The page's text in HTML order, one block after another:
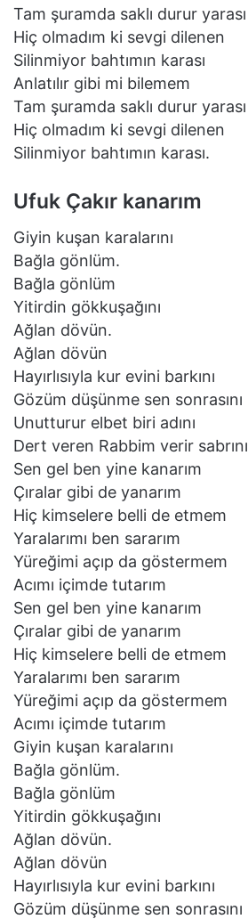
Tam şuramda saklı durur yarası
Hiç olmadım ki sevgi dilenen
Silinmiyor bahtımın karası
Anlatılır gibi mi bilemem
Tam şuramda saklı durur yarası
Hiç olmadım ki sevgi dilenen
Silinmiyor bahtımın karası.
Ufuk Çakır kanarım
Giyin kuşan karalarını
Bağla gönlüm.
Bağla gönlüm
Yitirdin gökkuşağını
Ağlan dövün.
Ağlan dövün
Hayırlısıyla kur evini barkını
Gözüm düşünme sen sonrasını
Unutturur elbet biri adını
Dert veren Rabbim verir sabrını
Sen gel ben yine kanarım
Çıralar gibi de yanarım
Hiç kimselere belli de etmem
Yaralarımı ben sararım
Yüreğimi açıp da göstermem
Acımı içimde tutarım
Sen gel ben yine kanarım
Çıralar gibi de yanarım
Hiç kimselere belli de etmem
Yaralarımı ben sararım
Yüreğimi açıp da göstermem
Acımı içimde tutarım
Giyin kuşan karalarını
Bağla gönlüm.
Bağla gönlüm
Yitirdin gökkuşağını
Ağlan dövün.
Ağlan dövün
Hayırlısıyla kur evini barkını
Gözüm düşünme sen sonrasını